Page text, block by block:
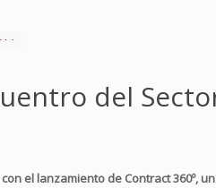
del
el lanzamiento de Contract 360º,